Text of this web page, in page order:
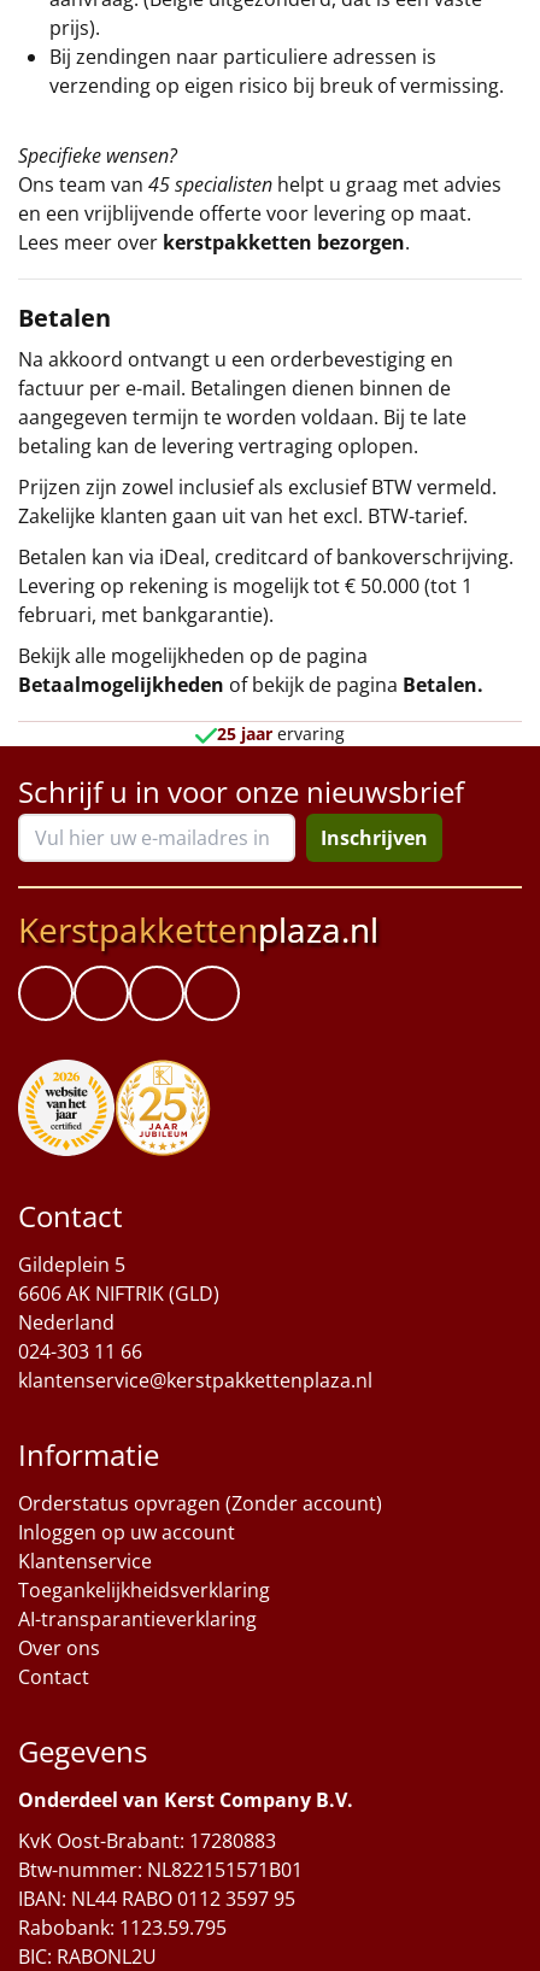
prijs).
Bij zendingen naar particuliere adressen is
verzending op eigen risico bij breuk of vermissing.
Specifieke wensen?
Ons team van 45 specialisten helpt u graag met advies
en een vrijblijvende offerte voor levering op maat.
Lees meer over kerstpakketten bezorgen.
Betalen
Na akkoord ontvangt u een orderbevestiging en
factuur per e-mail. Betalingen dienen binnen de
aangegeven termijn te worden voldaan. Bij te late
betaling kan de levering vertraging oplopen.
Prijzen zijn zowel inclusief als exclusief BTW vermeld.
Zakelijke klanten gaan uit van het excl. BTW-tarief.
Betalen kan via iDeal, creditcard of bankoverschrijving.
Levering op rekening is mogelijk tot € 50.000 (tot 1
februari, met bankgarantie).
Bekijk alle mogelijkheden op de pagina
Betaalmogelijkheden of bekijk de pagina Betalen.
25 jaar ervaring
Schrijf u in voor onze nieuwsbrief
Inschrijven
Kerstpakkettenplaza.nl
Contact
Gildeplein 5
6606 AK NIFTRIK (GLD)
Nederland
024-303 11 66
klantenservice@kerstpakkettenplaza.nl
Informatie
Orderstatus opvragen (Zonder account)
Inloggen op uw account
Klantenservice
Toegankelijkheidsverklaring
AI-transparantieverklaring
Over ons
Contact
Gegevens
Onderdeel van Kerst Company B.V.
KvK Oost-Brabant: 17280883
Btw-nummer: NL822151571B01
IBAN: NL44 RABO 0112 3597 95
Rabobank: 1123.59.795
BIC: RABONL2U